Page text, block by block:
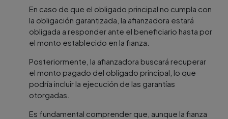
En caso de que el obligado principal no cumpla con
la obligación garantizada, la afianzadora estará
obligada a responder ante el beneficiario hasta por
el monto establecido en la fianza.
Posteriormente, la afianzadora buscará recuperar
el monto pagado del obligado principal, lo que
podría incluir la ejecución de las garantías
otorgadas.
Es fundamental comprender que, aunque la fianza